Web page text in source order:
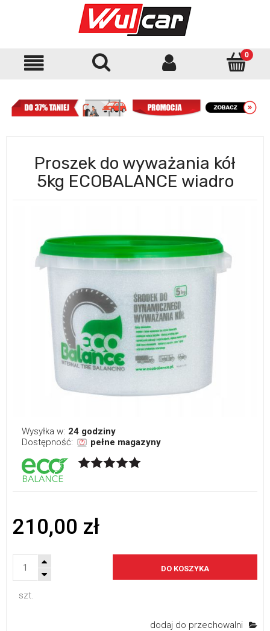
Proszek do wyważania kół
5kg ECOBALANCE wiadro
Wysyłka w: 24 godziny
Dostępność:
pełne magazyny
210,00 zł
szt.
DO KOSZYKA
dodaj do przechowalni